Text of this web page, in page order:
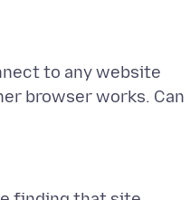
to any website
browser works. Can